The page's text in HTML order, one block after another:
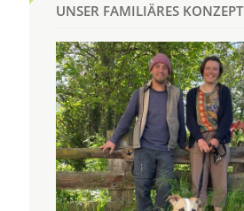
UNSER FAMILIÄRES KONZEPT